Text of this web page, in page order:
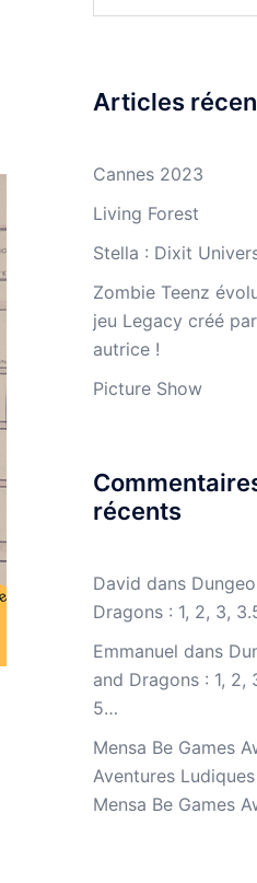
Articles
Cannes 2023
Living Forest
Stella : Dixit
Zombie Teenz
jeu Legacy créé
autrice !
Picture Show
récents
David dans
Dragons : 1, 2, 3,
Emmanuel dans
and Dragons : 1, 2,
5…
Mensa Be Games
Aventures Ludiques
Mensa Be Games